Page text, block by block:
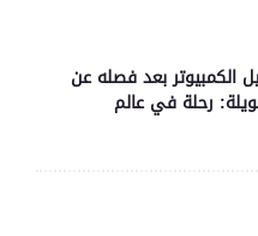
الكمبيوتر بعد فصله عن
رحلة في عالم